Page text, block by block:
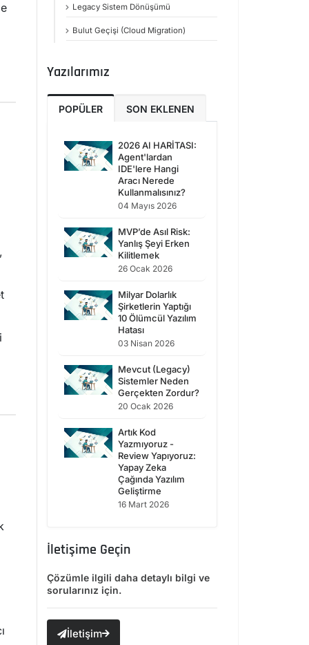
Legacy Sistem Dönüşümü
Bulut Geçişi (Cloud Migration)
Yazılarımız
POPÜLER SON EKLENEN
2026 AI HARİTASI:
Agent'lardan
IDE'lere Hangi
Aracı Nerede
Kullanmalısınız?
04 Mayıs 2026
MVP’de Asıl Risk:
Yanlış Şeyi Erken
Kilitlemek
26 Ocak 2026
Milyar Dolarlık
Şirketlerin Yaptığı
10 Ölümcül Yazılım
Hatası
03 Nisan 2026
Mevcut (Legacy)
Sistemler Neden
Gerçekten Zordur?
20 Ocak 2026
Artık Kod
Yazmıyoruz -
Review Yapıyoruz:
Yapay Zeka
Çağında Yazılım
Geliştirme
16 Mart 2026
İletişime Geçin
Çözümle ilgili daha detaylı bilgi ve
sorularınız için.
İletişim